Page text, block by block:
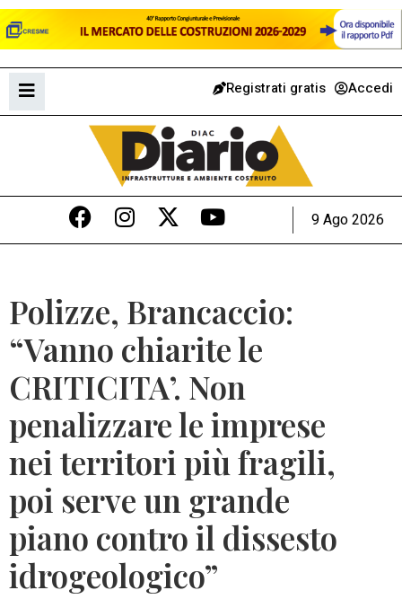
Registrati gratis Accedi
9 Ago 2026
Polizze, Brancaccio:
“Vanno chiarite le
CRITICITA’. Non
penalizzare le imprese
nei territori più fragili,
poi serve un grande
piano contro il dissesto
idrogeologico”